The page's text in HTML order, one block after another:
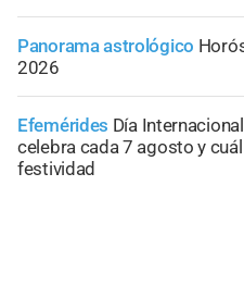
Panorama astrológico
2026
Efemérides Día
celebra cada 7 agosto y
festividad